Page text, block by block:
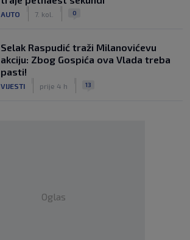
AUTO 7. kol. 0
Selak Raspudić traži Milanovićevu
akciju: Zbog Gospića ova Vlada treba
pasti!
VIJESTI prije 4 h 13
Oglas